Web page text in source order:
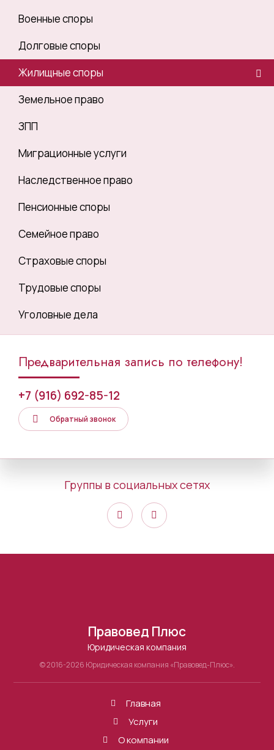
Военные споры
Долговые споры
Жилищные споры
Земельное право
ЗПП
Миграционные услуги
Наследственное право
Пенсионные споры
Семейное право
Страховые споры
Трудовые споры
Уголовные дела
Предварительная запись по телефону!
+7 (916) 692-85-12
Обратный звонок
Группы в социальных сетях
Правовед Плюс
Юридическая компания
© 2016-2026 Юридическая компания «Правовед-Плюс».
Главная
Услуги
О компании